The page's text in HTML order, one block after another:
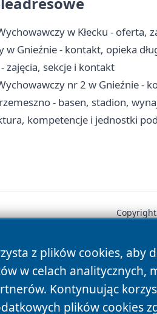
w Kłecku - oferta,
w Gnieźnie - kontakt, opieka
zajęcia, sekcje i kontakt
nr 2 w Gnieźnie -
- basen, stadion,
kompetencje i jednostki
z plików cookies, aby
w celach
Kontynuując
plików cookies
News